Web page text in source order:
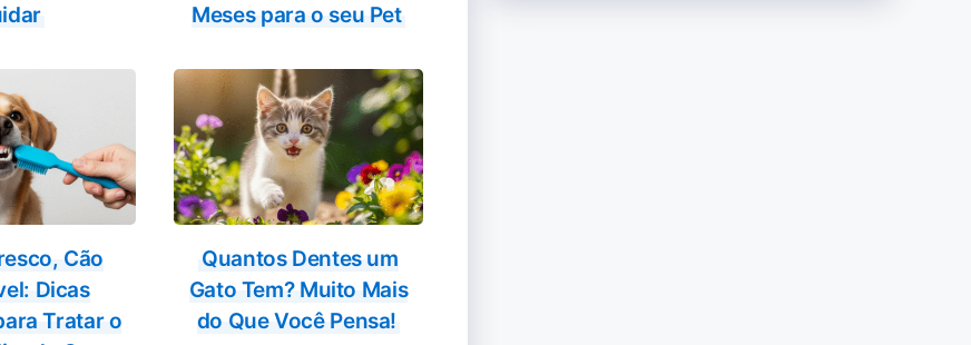
Meses para o seu Pet
Cão
Dicas
Tratar o
Quantos Dentes um
Gato Tem? Muito Mais
do Que Você Pensa!